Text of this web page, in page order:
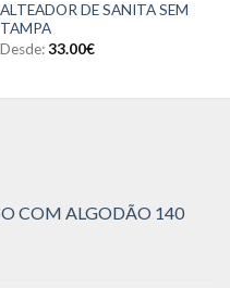
ALTEADOR DE SANITA SEM
TAMPA
Desde:33.00€
COM ALGODÃO 140